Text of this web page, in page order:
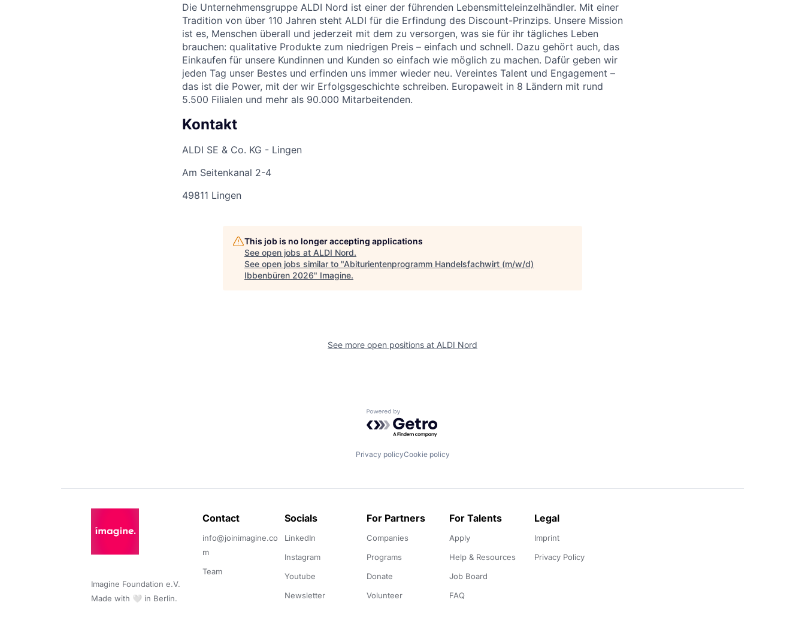
Die Unternehmensgruppe ALDI Nord ist einer der führenden Lebensmitteleinzelhändler. Mit einer
Tradition von über 110 Jahren steht ALDI für die Erfindung des Discount-Prinzips. Unsere Mission
ist es, Menschen überall und jederzeit mit dem zu versorgen, was sie für ihr tägliches Leben
brauchen: qualitative Produkte zum niedrigen Preis – einfach und schnell. Dazu gehört auch, das
Einkaufen für unsere Kundinnen und Kunden so einfach wie möglich zu machen. Dafür geben wir
jeden Tag unser Bestes und erfinden uns immer wieder neu. Vereintes Talent und Engagement –
das ist die Power, mit der wir Erfolgsgeschichte schreiben. Europaweit in 8 Ländern mit rund
5.500 Filialen und mehr als 90.000 Mitarbeitenden.
Kontakt
ALDI SE & Co. KG - Lingen
Am Seitenkanal 2-4
49811 Lingen
This job is no longer accepting applications
See open jobs at ALDI Nord.
See open jobs similar to "Abiturientenprogramm Handelsfachwirt (m/w/d)
Ibbenbüren 2026" Imagine.
See more open positions at ALDI Nord
Powered by Getro.com
Privacy policyCookie policy
Imagine Foundation e.V.
Made with 🤍 in Berlin.
Contact
info@joinimagine.co
m
Team
Socials
LinkedIn
Instagram
Youtube
Newsletter
For Partners
Companies
Programs
Donate
Volunteer
For Talents
Apply
Help & Resources
Job Board
FAQ
Legal
Imprint
Privacy Policy